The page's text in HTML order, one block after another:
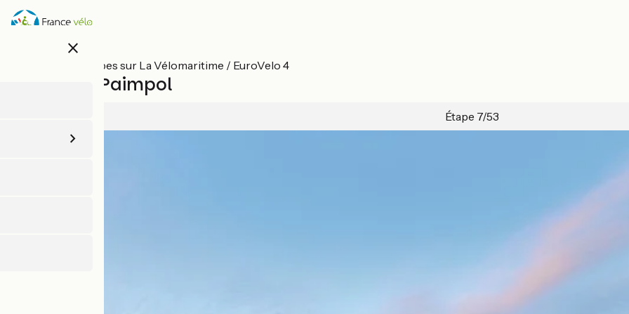
Aller
au
close
Toutes les étapes sur La Vélomaritime / EuroVelo 4
Tréguier / Paimpol
Étape 7/53